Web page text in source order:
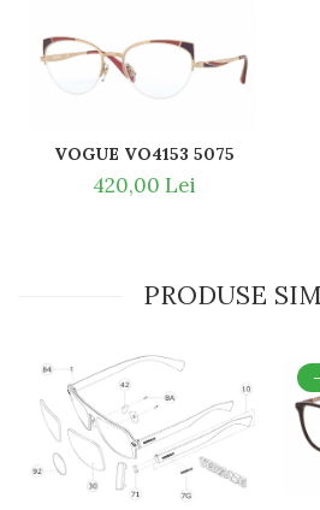
VOGUE VO4153 5075
420,00 Lei
PRODUSE